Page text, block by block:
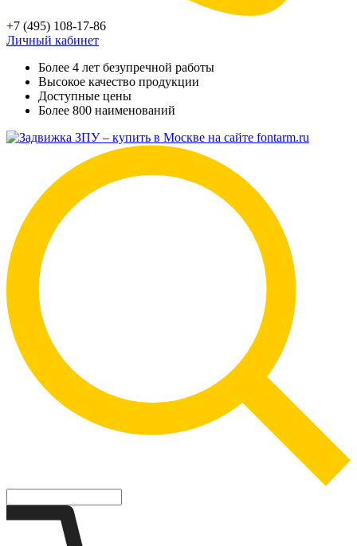
+7 (495) 108-17-86
Личный кабинет
Более 4 лет безупречной работы
Высокое качество продукции
Доступные цены
Более 800 наименований